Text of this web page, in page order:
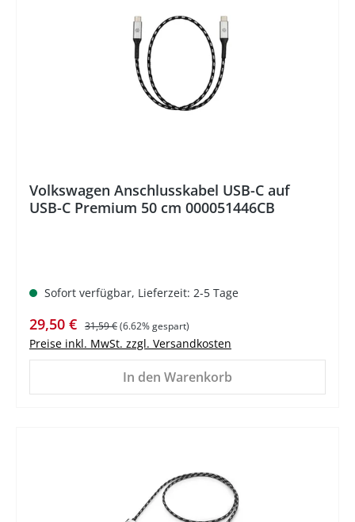
Volkswagen Anschlusskabel USB-C auf
USB-C Premium 50 cm 000051446CB
Sofort verfügbar, Lieferzeit: 2-5 Tage
Verkaufspreis:
29,50 € Regulärer Preis:
31,59 €(6.62% gespart)
Preise inkl. MwSt. zzgl. Versandkosten
In den Warenkorb